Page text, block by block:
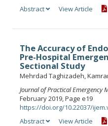
Abstract
View Article
The Accuracy of
Pre-Hospital
Sectional Study
Mehrdad Taghizadeh,
Journal of Practical Emergency
February 2019, Page e19
https://doi.org/10.22037/
Abstract
View Article